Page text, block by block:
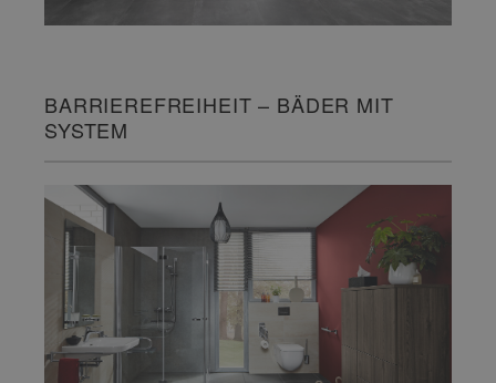
BARRIEREFREIHEIT – BÄDER MIT
SYSTEM